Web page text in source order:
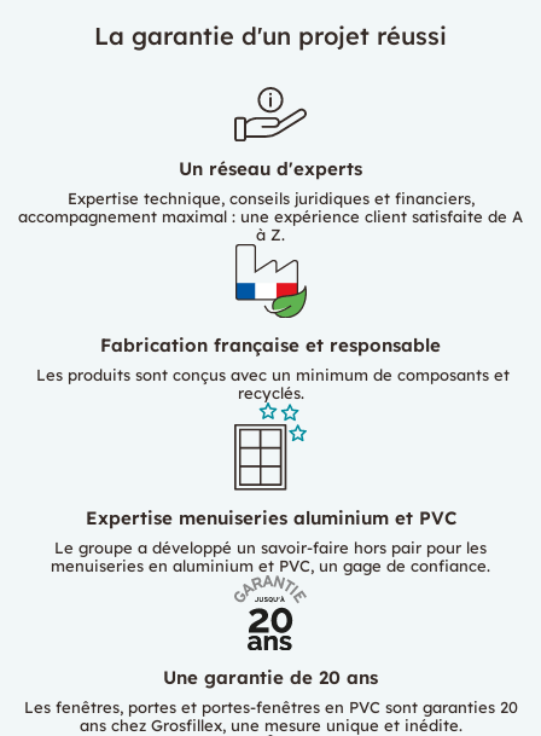
La garantie d'un projet réussi
Un réseau d'experts
Expertise technique, conseils juridiques et financiers,
accompagnement maximal : une expérience client satisfaite de A
à Z.
Fabrication française et responsable
Les produits sont conçus avec un minimum de composants et
recyclés.
Expertise menuiseries aluminium et PVC
Le groupe a développé un savoir-faire hors pair pour les
menuiseries en aluminium et PVC, un gage de confiance.
Une garantie de 20 ans
Les fenêtres, portes et portes-fenêtres en PVC sont garanties 20
ans chez Grosfillex, une mesure unique et inédite.